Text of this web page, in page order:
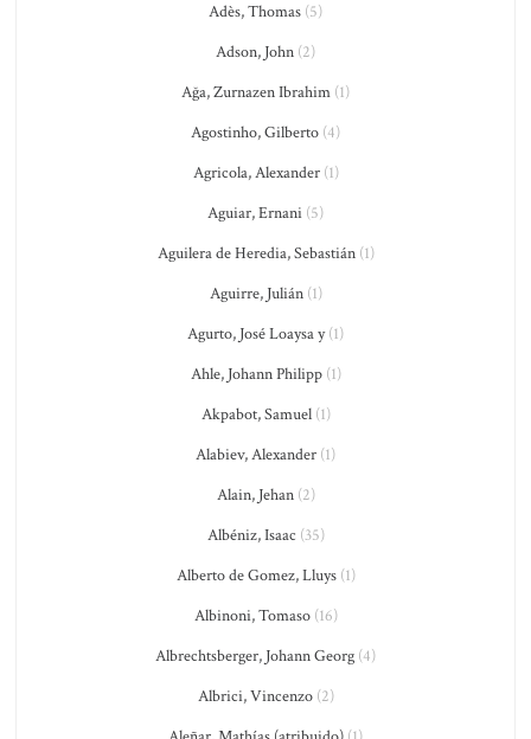
Adès, Thomas (5)
Adson, John (2)
Ağa, Zurnazen Ibrahim (1)
Agostinho, Gilberto (4)
Agricola, Alexander(1)
Aguiar, Ernani (5)
Aguilera de Heredia, Sebastián(1)
Aguirre, Julián(1)
Agurto, José Loaysa y(1)
Ahle, Johann Philipp(1)
Akpabot, Samuel(1)
Alabiev, Alexander (1)
Alain, Jehan(2)
Albéniz, Isaac (35)
Alberto de Gomez, Lluys(1)
Albinoni, Tomaso(16)
Albrechtsberger, Johann Georg (4)
Albrici, Vincenzo(2)